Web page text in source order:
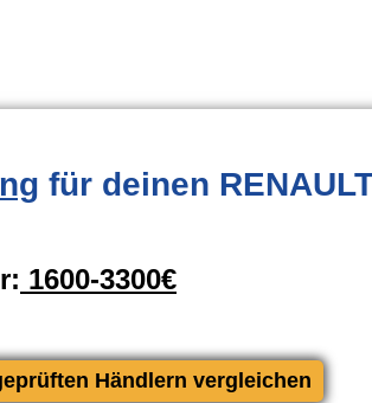
für deinen
1600-3300€
Händlern vergleichen